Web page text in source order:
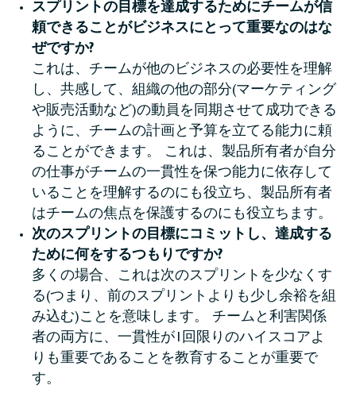
スプリントの目標を達成するためにチームが信
頼できることがビジネスにとって重要なのはな
ぜですか?
これは、チームが他のビジネスの必要性を理解
し、共感して、組織の他の部分(マーケティング
や販売活動など)の動員を同期させて成功できる
ように、チームの計画と予算を立てる能力に頼
ることができます。 これは、製品所有者が自分
の仕事がチームの一貫性を保つ能力に依存して
いることを理解するのにも役立ち、製品所有者
はチームの焦点を保護するのにも役立ちます。
次のスプリントの目標にコミットし、達成する
ために何をするつもりですか?
多くの場合、これは次のスプリントを少なくす
る(つまり、前のスプリントよりも少し余裕を組
み込む)ことを意味します。 チームと利害関係
者の両方に、一貫性が1回限りのハイスコアよ
りも重要であることを教育することが重要で
す。